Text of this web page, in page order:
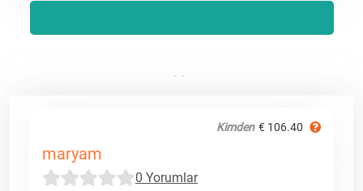
Kimden € 106.40
maryam
0 Yorumlar